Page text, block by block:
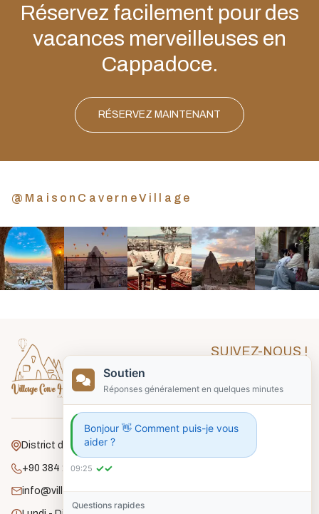
Réservez facilement pour des
vacances merveilleuses en
Cappadoce.
RÉSERVEZ MAINTENANT
@MaisonCaverneVillage
SUIVEZ-NOUS !
District de Gafelli, Rue Unlu, No:18 Goreme
+90 384 271 2182
info@villagecavehouse.com
Soutien
Réponses généralement en quelques minutes
Bonjour 👋 Comment puis-je vous
aider ?
09:25 ✓✓
Questions rapides